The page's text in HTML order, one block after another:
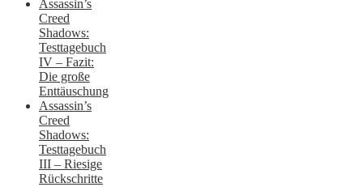
Assassin’s
Creed
Shadows:
Testtagebuch
IV – Fazit:
Die große
Enttäuschung
Assassin’s
Creed
Shadows:
Testtagebuch
III – Riesige
Rückschritte